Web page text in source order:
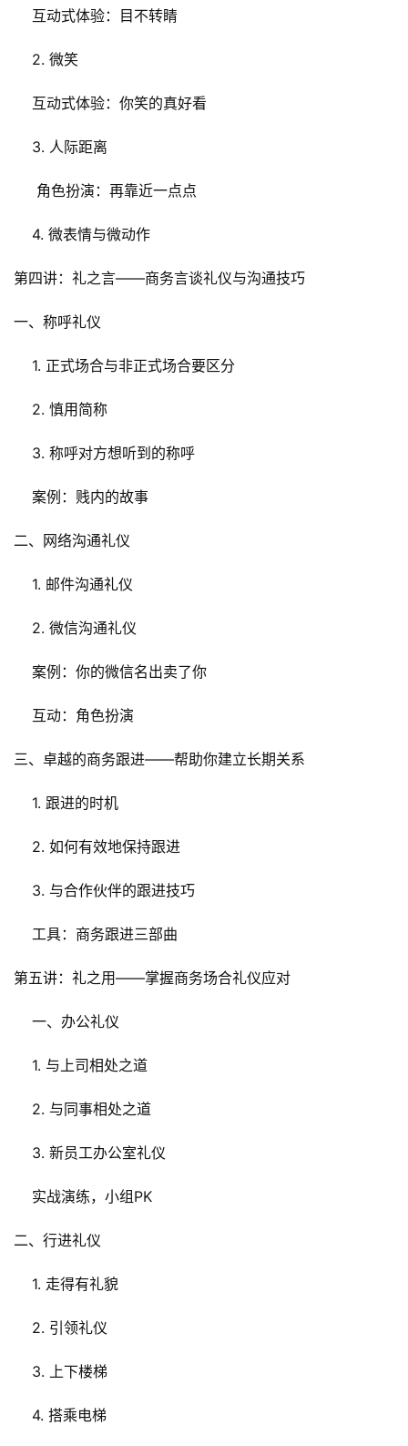
    互动式体验：目不转睛
    2. 微笑
    互动式体验：你笑的真好看
    3. 人际距离
     角色扮演：再靠近一点点
    4. 微表情与微动作
第四讲：礼之言——商务言谈礼仪与沟通技巧
一、称呼礼仪
    1. 正式场合与非正式场合要区分
    2. 慎用简称
    3. 称呼对方想听到的称呼
    案例：贱内的故事
二、网络沟通礼仪
    1. 邮件沟通礼仪
    2. 微信沟通礼仪
    案例：你的微信名出卖了你
    互动：角色扮演
三、卓越的商务跟进——帮助你建立长期关系
    1. 跟进的时机
    2. 如何有效地保持跟进
    3. 与合作伙伴的跟进技巧
    工具：商务跟进三部曲
第五讲：礼之用——掌握商务场合礼仪应对
    一、办公礼仪
    1. 与上司相处之道
    2. 与同事相处之道
    3. 新员工办公室礼仪
    实战演练，小组PK
二、行进礼仪
    1. 走得有礼貌
    2. 引领礼仪
    3. 上下楼梯
    4. 搭乘电梯